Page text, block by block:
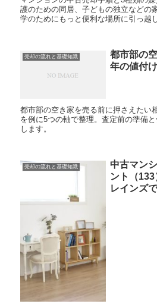
護のための同居、子どもの独立などの
学のためにもっと便利な場所に引っ越
売却の流れと基礎知識
都市部の
年の値付
都市部の空き家を売る前に押さえたい
を例に5つの軸で整理。査定前の準備
します。
売却の流れと基礎知識
中古マン
ント（
レインズで